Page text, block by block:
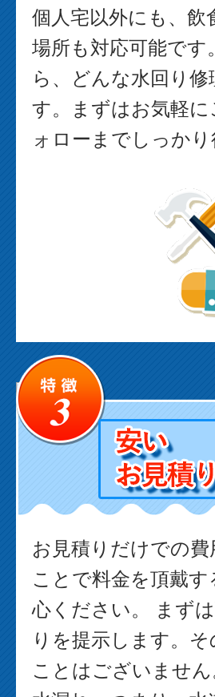
個人宅以外にも、
場所も対応可能で
ら、どんな水回り
す。まずはお気軽
ォローまでしっかり
お見積りだけでの
ことで料金を頂戴
心ください。 まず
りを提示します。
ことはございませ